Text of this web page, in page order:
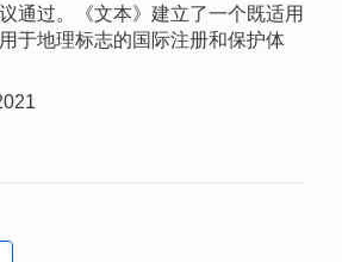
通过。《文本》建立了一个既适用
于地理标志的国际注册和保护体